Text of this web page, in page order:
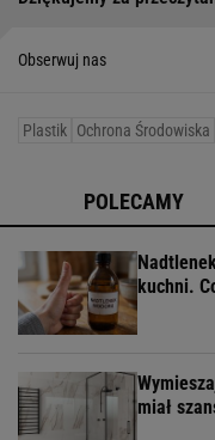
Obserwuj nas
Plastik Ochrona Środowiska
POLECAMY
kuchni.
miał